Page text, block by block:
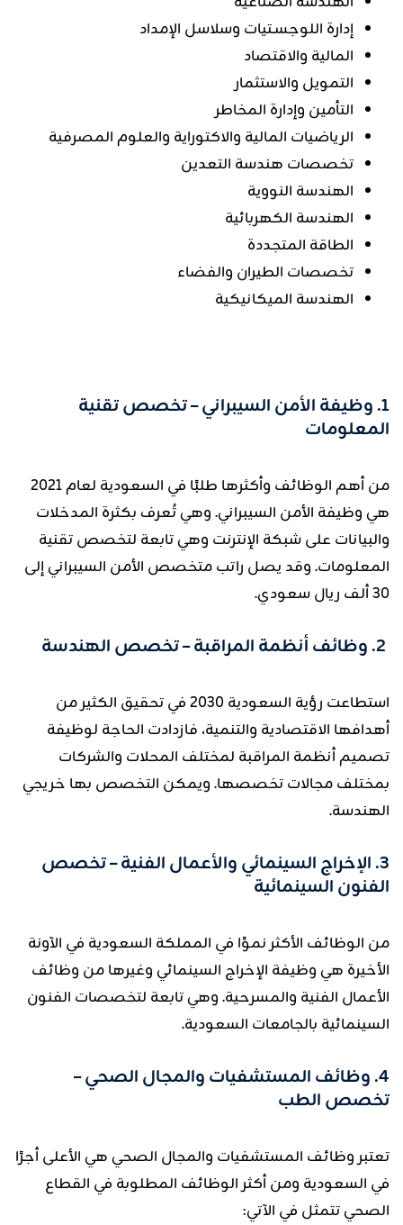
إدارة اللوجسـتيات وسلاسل الإمداد
المالية والاقتصاد
التمويل والاستثمار
التأمين وإدارة المخاطر
الرياضيات المالية والاكتوراية والعلوم المصرفية
تخصصات هندسة التعدين
الهندسة النووية
الهندسة الكهربائية
الطاقة المتجددة
تخصصات الطيران والفضاء
الهندسة الميكانيكية
1. وظيفة الأمن السيبراني – تخصص تقنية
المعلومات
من أهم الوظائف وأكثرها طلبًا في السعودية لعام 2021
هي وظيفة الأمن السيبراني. وهي تُعرف بكثرة المدخلات
والبيانات على شبكة الإنترنت وهي تابعة لتخصص تقنية
المعلومات. وقد يصل راتب متخصص الأمن السيبراني إلى
30 ألف ريال سعودي.
استطاعت رؤية السعودية 2030 في تحقيق الكثير من
أهدافها الاقتصادية والتنمية، فازدادت الحاجة لوظيفة
تصميم أنظمة المراقبة لمختلف المحلات والشركات
بمختلف مجالات تخصصها. ويمكن التخصص بها خريجي
الهندسة.
3. الإخراج السينمائي والأعمال الفنية – تخصص
الفنون السينمائية
من الوظائف الأكثر نموًا في المملكة السعودية في الآونة
الأخيرة هي وظيفة الإخراج السينمائي وغيرها من وظائف
الأعمال الفنية والمسرحية. وهي تابعة لتخصصات الفنون
السينمائية بالجامعات السعودية.
4. وظائف المستشفيات والمجال الصحي –
تخصص الطب
تعتبر وظائف المستشفيات والمجال الصحي هي الأعلى أجرًا
في السعودية ومن أكثر الوظائف المطلوبة في القطاع
الصحي تتمثل في الآتي: